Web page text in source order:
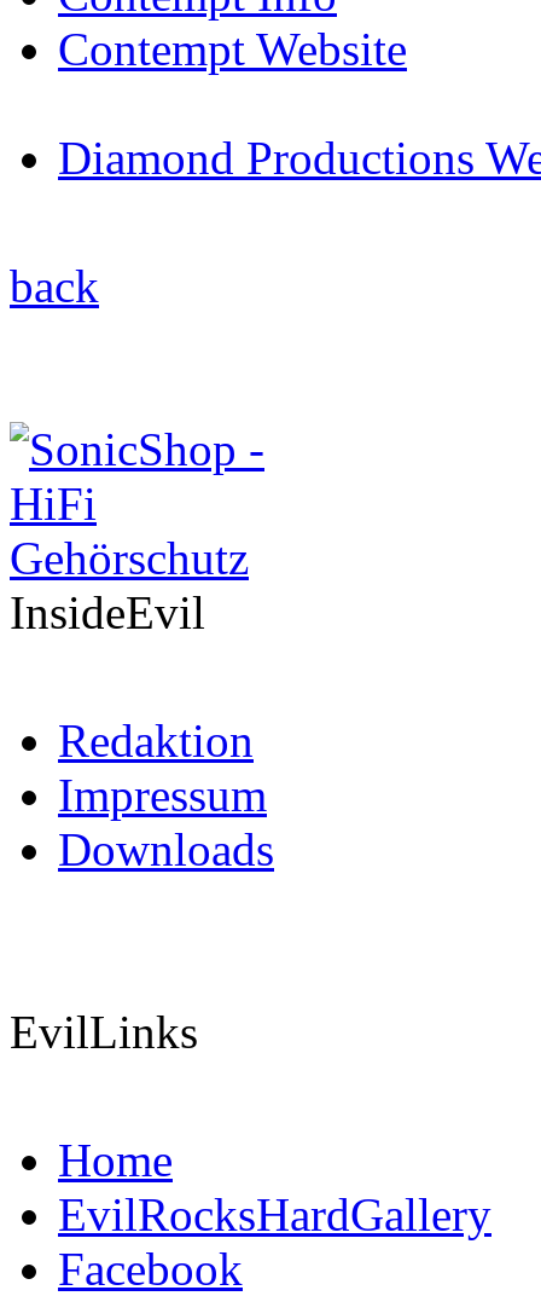
Contempt Website
Diamond Productions
back
InsideEvil
Redaktion
Impressum
Downloads
EvilLinks
Home
EvilRocksHardGallery
Facebook